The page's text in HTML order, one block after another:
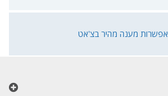
אפשרות מענה מהיר בצ'אט